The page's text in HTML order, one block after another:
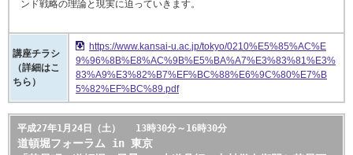
ンド戦略の理論と現実に迫っていきます。
講座チラシ
（詳細はこ
ちら）
https://www.kansai-u.ac.jp/tokyo/0210%E5%85%AC%E
9%96%8B%E8%AC%9B%E5%BA%A7%E3%83%81%E3%
83%A9%E3%82%B7%EF%BC%88%E6%9C%80%E7%B
5%82%EF%BC%89.pdf
平成27年1月24日（土） 13時30分～16時30分
道頓堀フォーラム in 東京